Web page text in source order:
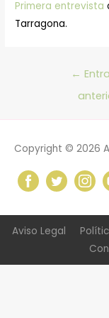
Primera entrevista
Tarragona.
Navegación
←
Copyright © 2026
Aviso Legal